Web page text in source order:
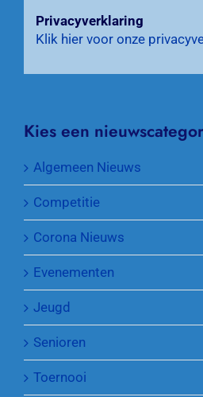
Privacyverklaring
Klik hier voor onze
Kies een
Algemeen Nieuws
Competitie
Corona Nieuws
Evenementen
Jeugd
Senioren
Toernooi